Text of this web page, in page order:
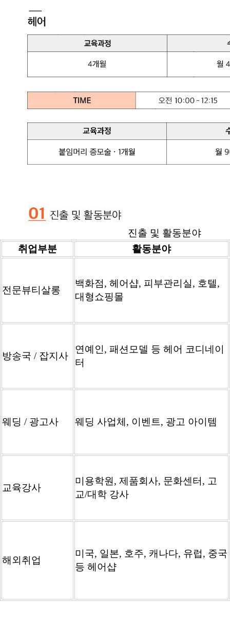
진출 및 활동분야
취업부분
활동분야
전문뷰티살롱
백화점, 헤어샵, 피부관리실, 호텔,
대형쇼핑몰
방송국 / 잡지사
연예인, 패션모델 등 헤어 코디네이
터
웨딩 / 광고사 웨딩 사업체, 이벤트, 광고 아이템
교육강사
미용학원, 제품회사, 문화센터, 고
교/대학 강사
해외취업
미국, 일본, 호주, 캐나다, 유럽, 중국
등 헤어샵